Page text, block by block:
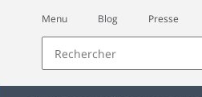
Menu Blog Presse